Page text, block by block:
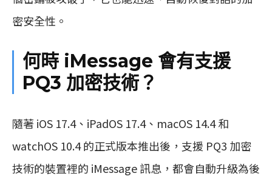
密安全性。
何時 iMessage 會有支援
PQ3 加密技術？
隨著 iOS 17.4、iPadOS 17.4、macOS 14.4 和
watchOS 10.4 的正式版本推出後，支援 PQ3 加密
技術的裝置裡的 iMessage 訊息，都會自動升級為後